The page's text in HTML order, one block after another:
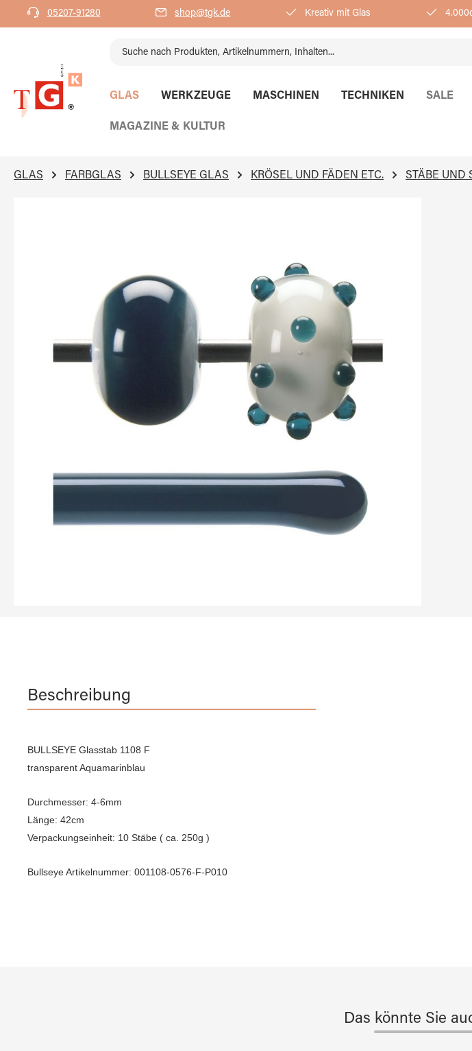
Zur Hauptnavigation springen
05207-91280 shop@tgk.de Kreativ mit Glas
GLAS WERKZEUGE MASCHINEN TECHNIKEN SALE
MAGAZINE & KULTUR
GLAS FARBGLAS BULLSEYE GLAS KRÖSEL UND FÄDEN ETC. STÄBE UND
Beschreibung
BULLSEYE Glasstab 1108 F
transparent Aquamarinblau
Durchmesser: 4-6mm
Länge: 42cm
Verpackungseinheit: 10 Stäbe ( ca. 250g )
Bullseye Artikelnummer: 001108-0576-F-P010
Das könnte Sie